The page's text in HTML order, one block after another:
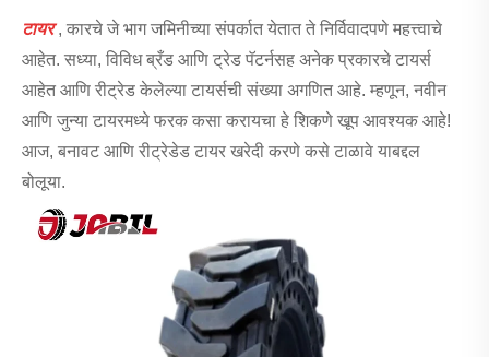
टायर , कारचे जे भाग जमिनीच्या संपर्कात येतात ते निर्विवादपणे महत्त्वाचे
आहेत. सध्या, विविध ब्रँड आणि ट्रेड पॅटर्नसह अनेक प्रकारचे टायर्स
आहेत आणि रीट्रेड केलेल्या टायर्सची संख्या अगणित आहे. म्हणून, नवीन
आणि जुन्या टायरमध्ये फरक कसा करायचा हे शिकणे खूप आवश्यक आहे!
आज, बनावट आणि रीट्रेडेड टायर खरेदी करणे कसे टाळावे याबद्दल
बोलूया.